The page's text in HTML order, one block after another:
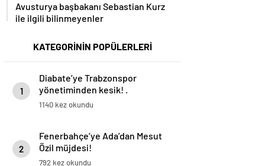
Avusturya başbakanı Sebastian Kurz
ile ilgili bilinmeyenler
KATEGORİNİN POPÜLERLERİ
1
Diabate’ye Trabzonspor
yönetiminden kesik! .
1140 kez okundu
2
Fenerbahçe’ye Ada’dan Mesut
Özil müjdesi!
792 kez okundu